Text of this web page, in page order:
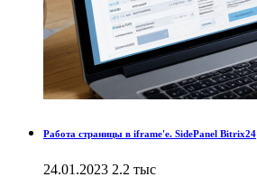
Работа страницы в iframe'е. SidePanel Bitrix24
24.01.2023 2.2 тыс